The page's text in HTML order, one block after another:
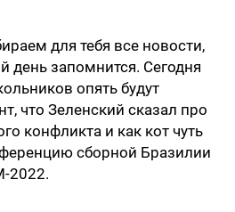
для тебя все новости,
день запомнится. Сегодня
опять будут
что Зеленский сказал про
конфликта и как кот чуть
сборной Бразилии
2022.